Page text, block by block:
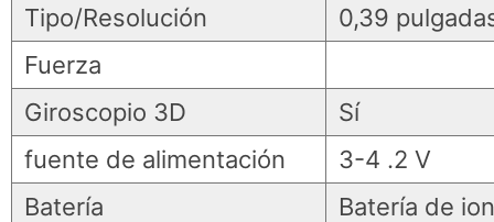
Tipo/Resolución
0,39
Fuerza
Giroscopio 3D
Sí
fuente de alimentación
3-4 .2 V
Batería
Batería de